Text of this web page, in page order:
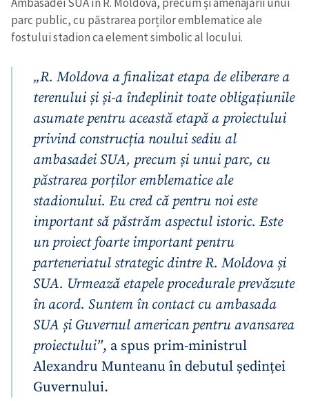
parc public, cu păstrarea porților emblematice ale
fostului stadion ca element simbolic al locului.
„R. Moldova a finalizat etapa de eliberare a
terenului și și-a îndeplinit toate obligațiunile
asumate pentru această etapă a proiectului
privind construcția noului sediu al
ambasadei SUA, precum și unui parc, cu
păstrarea porților emblematice ale
stadionului. Eu cred că pentru noi este
important să păstrăm aspectul istoric. Este
un proiect foarte important pentru
parteneriatul strategic dintre R. Moldova și
SUA. Urmează etapele procedurale prevăzute
în acord. Suntem în contact cu ambasada
SUA și Guvernul american pentru avansarea
proiectului”, a spus prim-ministrul
Alexandru Munteanu în debutul ședinței
Guvernului.